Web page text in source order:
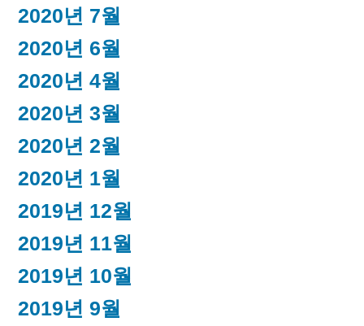
2020년 7월
2020년 6월
2020년 4월
2020년 3월
2020년 2월
2020년 1월
2019년 12월
2019년 11월
2019년 10월
2019년 9월